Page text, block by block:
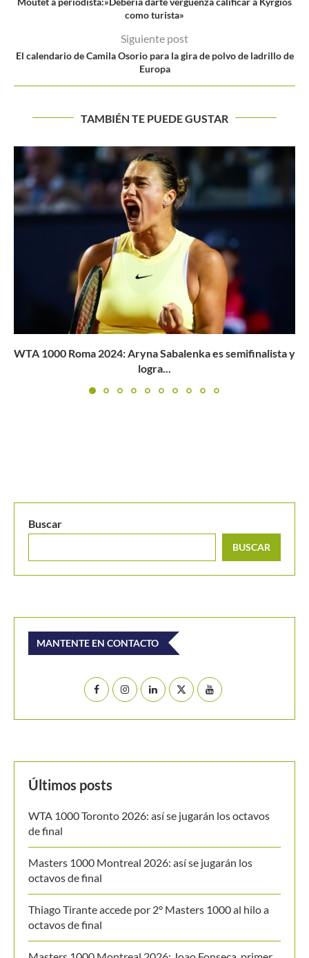
como turista»
Siguiente post
El calendario de Camila Osorio para la gira de polvo de ladrillo de
Europa
TAMBIÉN TE PUEDE GUSTAR
Dominic Stricker rompe un récord de Wawrinka y pone
a...
Buscar
BUSCAR
MANTENTE EN CONTACTO
Últimos posts
WTA 1000 Toronto 2026: así se jugarán los octavos
de final
Masters 1000 Montreal 2026: así se jugarán los
octavos de final
Thiago Tirante accede por 2° Masters 1000 al hilo a
octavos de final